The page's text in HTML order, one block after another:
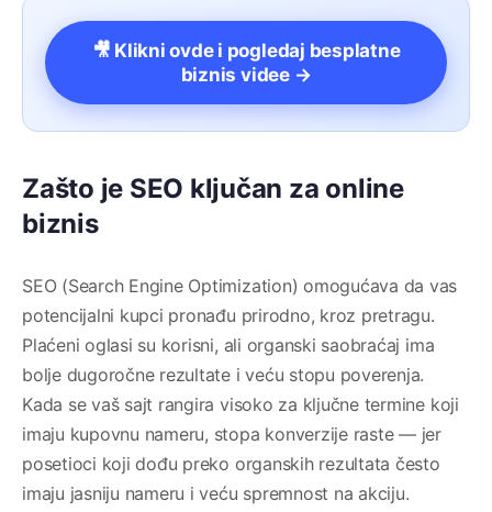
🎥 Klikni ovde i pogledaj besplatne
biznis videe →
Zašto je SEO ključan za online
biznis
SEO (Search Engine Optimization) omogućava da vas
potencijalni kupci pronađu prirodno, kroz pretragu.
Plaćeni oglasi su korisni, ali organski saobraćaj ima
bolje dugoročne rezultate i veću stopu poverenja.
Kada se vaš sajt rangira visoko za ključne termine koji
imaju kupovnu nameru, stopa konverzije raste — jer
posetioci koji dođu preko organskih rezultata često
imaju jasniju nameru i veću spremnost na akciju.